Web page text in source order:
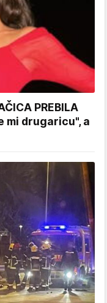
PREBILA
mi drugaricu", a